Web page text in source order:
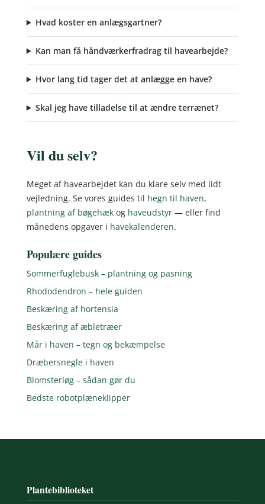
Hvad koster en anlægsgartner?
Kan man få håndværkerfradrag til havearbejde?
Hvor lang tid tager det at anlægge en have?
Skal jeg have tilladelse til at ændre terrænet?
Vil du selv?
Meget af havearbejdet kan du klare selv med lidt
vejledning. Se vores guides til hegn til haven,
plantning af bøgehækog haveudstyr— eller find
månedens opgaver i havekalenderen.
Populære guides
Sommerfuglebusk – plantning og pasning
Rhododendron – hele guiden
Beskæring af hortensia
Beskæring af æbletræer
Mår i haven – tegn og bekæmpelse
Dræbersnegle i haven
Blomsterløg – sådan gør du
Bedste robotplæneklipper
Plantebiblioteket